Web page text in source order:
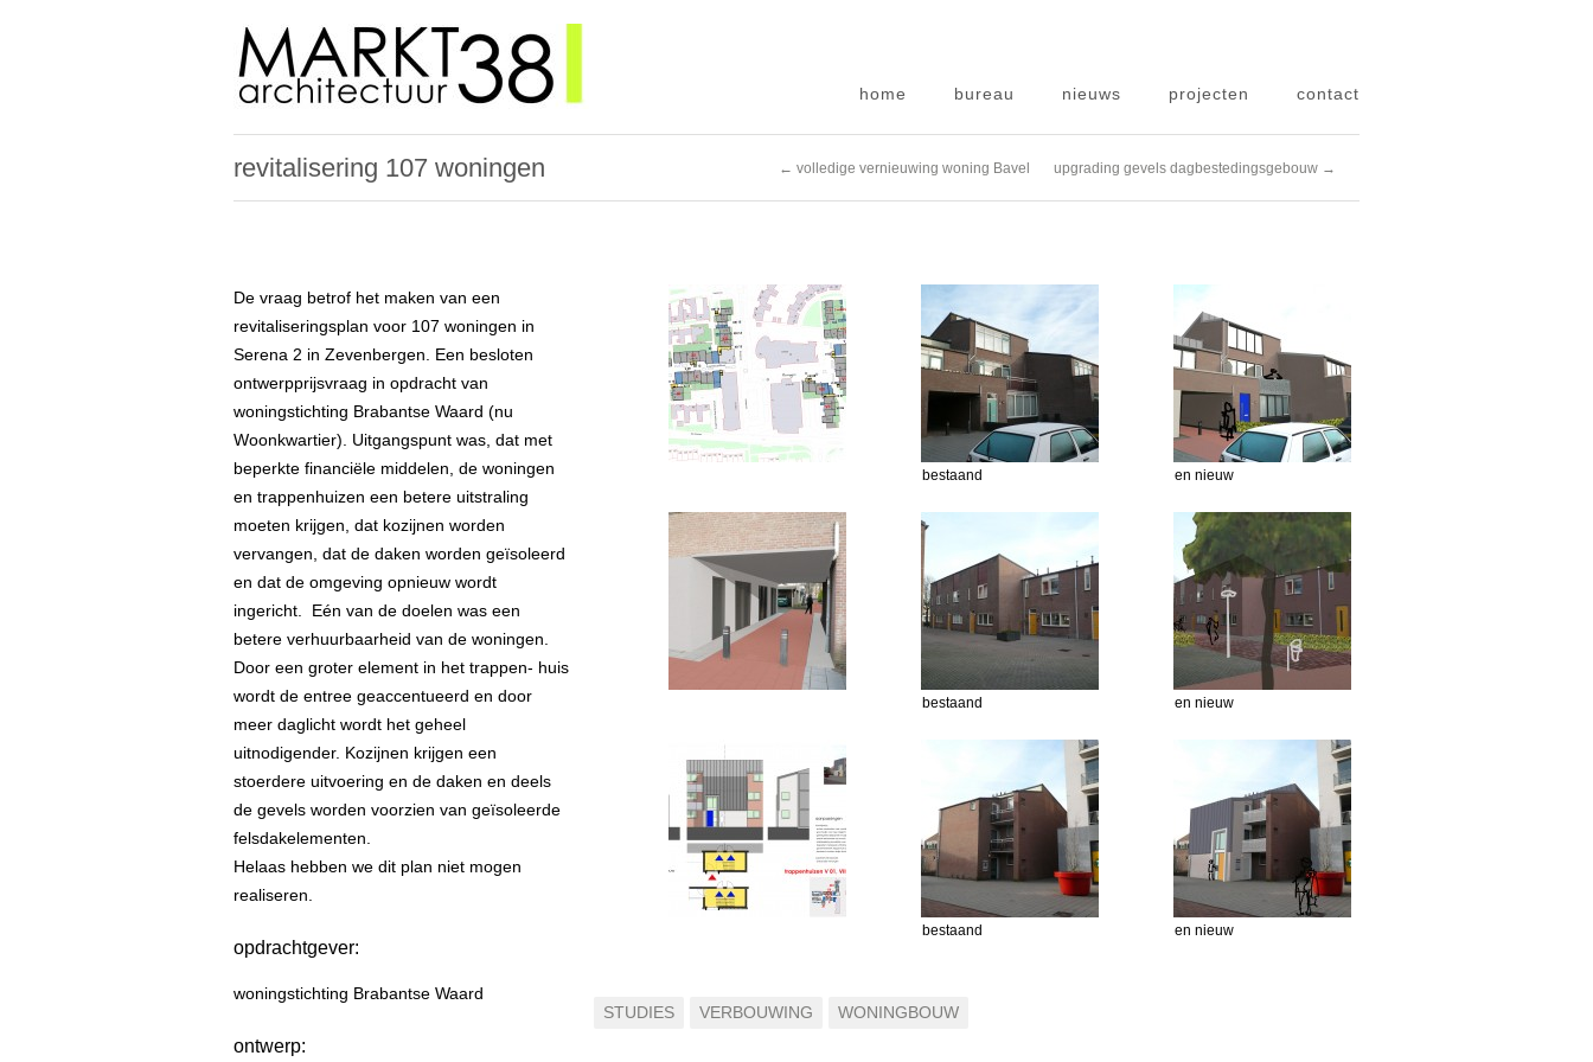
home bureau nieuws projecten contact
revitalisering 107 woningen ← volledige vernieuwing woning Bavel upgrading gevels dagbestedingsgebouw →
De vraag betrof het maken van een
revitaliseringsplan voor 107 woningen in
Serena 2 in Zevenbergen. Een besloten
ontwerpprijsvraag in opdracht van
woningstichting Brabantse Waard (nu
Woonkwartier). Uitgangspunt was, dat met
beperkte financiële middelen, de woningen
en trappenhuizen een betere uitstraling
moeten krijgen, dat kozijnen worden
vervangen, dat de daken worden geïsoleerd
en dat de omgeving opnieuw wordt
ingericht. Eén van de doelen was een
betere verhuurbaarheid van de woningen.
Door een groter element in het trappen- huis
wordt de entree geaccentueerd en door
meer daglicht wordt het geheel
uitnodigender. Kozijnen krijgen een
stoerdere uitvoering en de daken en deels
de gevels worden voorzien van geïsoleerde
felsdakelementen.
Helaas hebben we dit plan niet mogen
realiseren.
opdrachtgever:
woningstichting Brabantse Waard
ontwerp:
bestaand en nieuw
bestaand en nieuw
bestaand en nieuw
STUDIES VERBOUWING WONINGBOUW